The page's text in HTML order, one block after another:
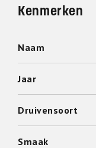
Kenmerken
Naam
Jaar
Druivensoort
Smaak